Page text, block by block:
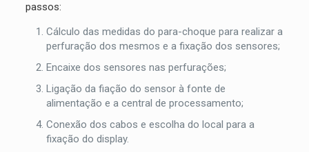
passos:
Cálculo das medidas do para-choque para realizar a
perfuração dos mesmos e a fixação dos sensores;
Encaixe dos sensores nas perfurações;
Ligação da fiação do sensor à fonte de
alimentação e a central de processamento;
Conexão dos cabos e escolha do local para a
fixação do display.